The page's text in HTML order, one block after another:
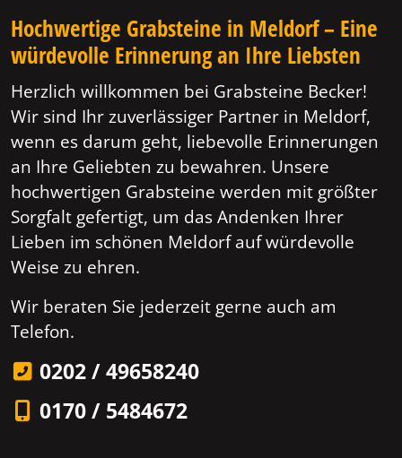
Hochwertige Grabsteine in Meldorf – Eine
würdevolle Erinnerung an Ihre Liebsten
Herzlich willkommen bei Grabsteine Becker!
Wir sind Ihr zuverlässiger Partner in Meldorf,
wenn es darum geht, liebevolle Erinnerungen
an Ihre Geliebten zu bewahren. Unsere
hochwertigen Grabsteine werden mit größter
Sorgfalt gefertigt, um das Andenken Ihrer
Lieben im schönen Meldorf auf würdevolle
Weise zu ehren.
Wir beraten Sie jederzeit gerne auch am
Telefon.
0202 / 49658240
0170 / 5484672